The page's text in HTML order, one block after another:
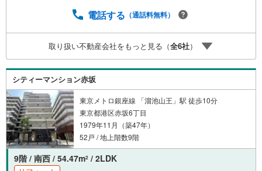
予約をする」ボタンからお問い合わせください。※必ずYah
スライトは出金と譲渡はできません。ご案内・詳細な資料
のご請求はお気軽にどうぞ♪お電話でのお問い合わせも常
時受け付けております！お気軽にお問い合わせください。
電話する （通話料無料）
取り扱い不動産会社をもっと見る（全6社）
シティーマンション赤坂
東京メトロ銀座線 「溜池山王」駅 徒歩10分
東京都港区赤坂6丁目
1979年11月（築47年）
52戸 / 地上階数9階
9階 / 南西 / 54.47m2 / 2LDK